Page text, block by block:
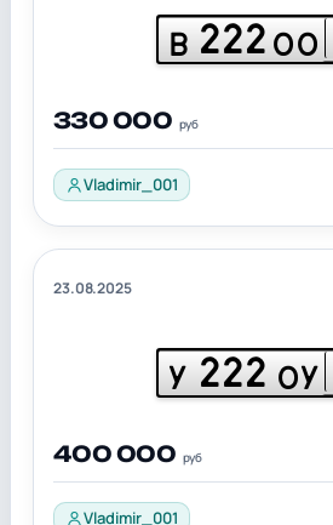
В 222ОО
330 000 руб
Vladimir_001
23.08.2025
У 222 ОУ
400 000 руб
Vladimir_001